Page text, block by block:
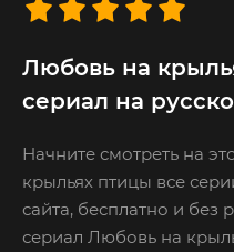
Любовь на
сериал на
Начните смотреть на
крыльях птицы все
сайта, бесплатно и без
сериал Любовь на